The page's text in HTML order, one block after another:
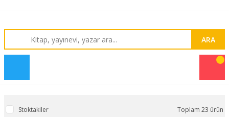
ARA
Stoktakiler Toplam 23 ürün